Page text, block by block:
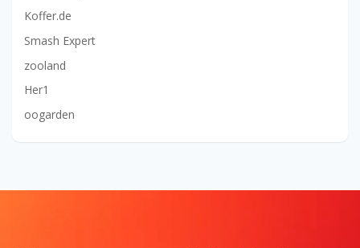
Koffer.de
Smash Expert
zooland
Her1
oogarden